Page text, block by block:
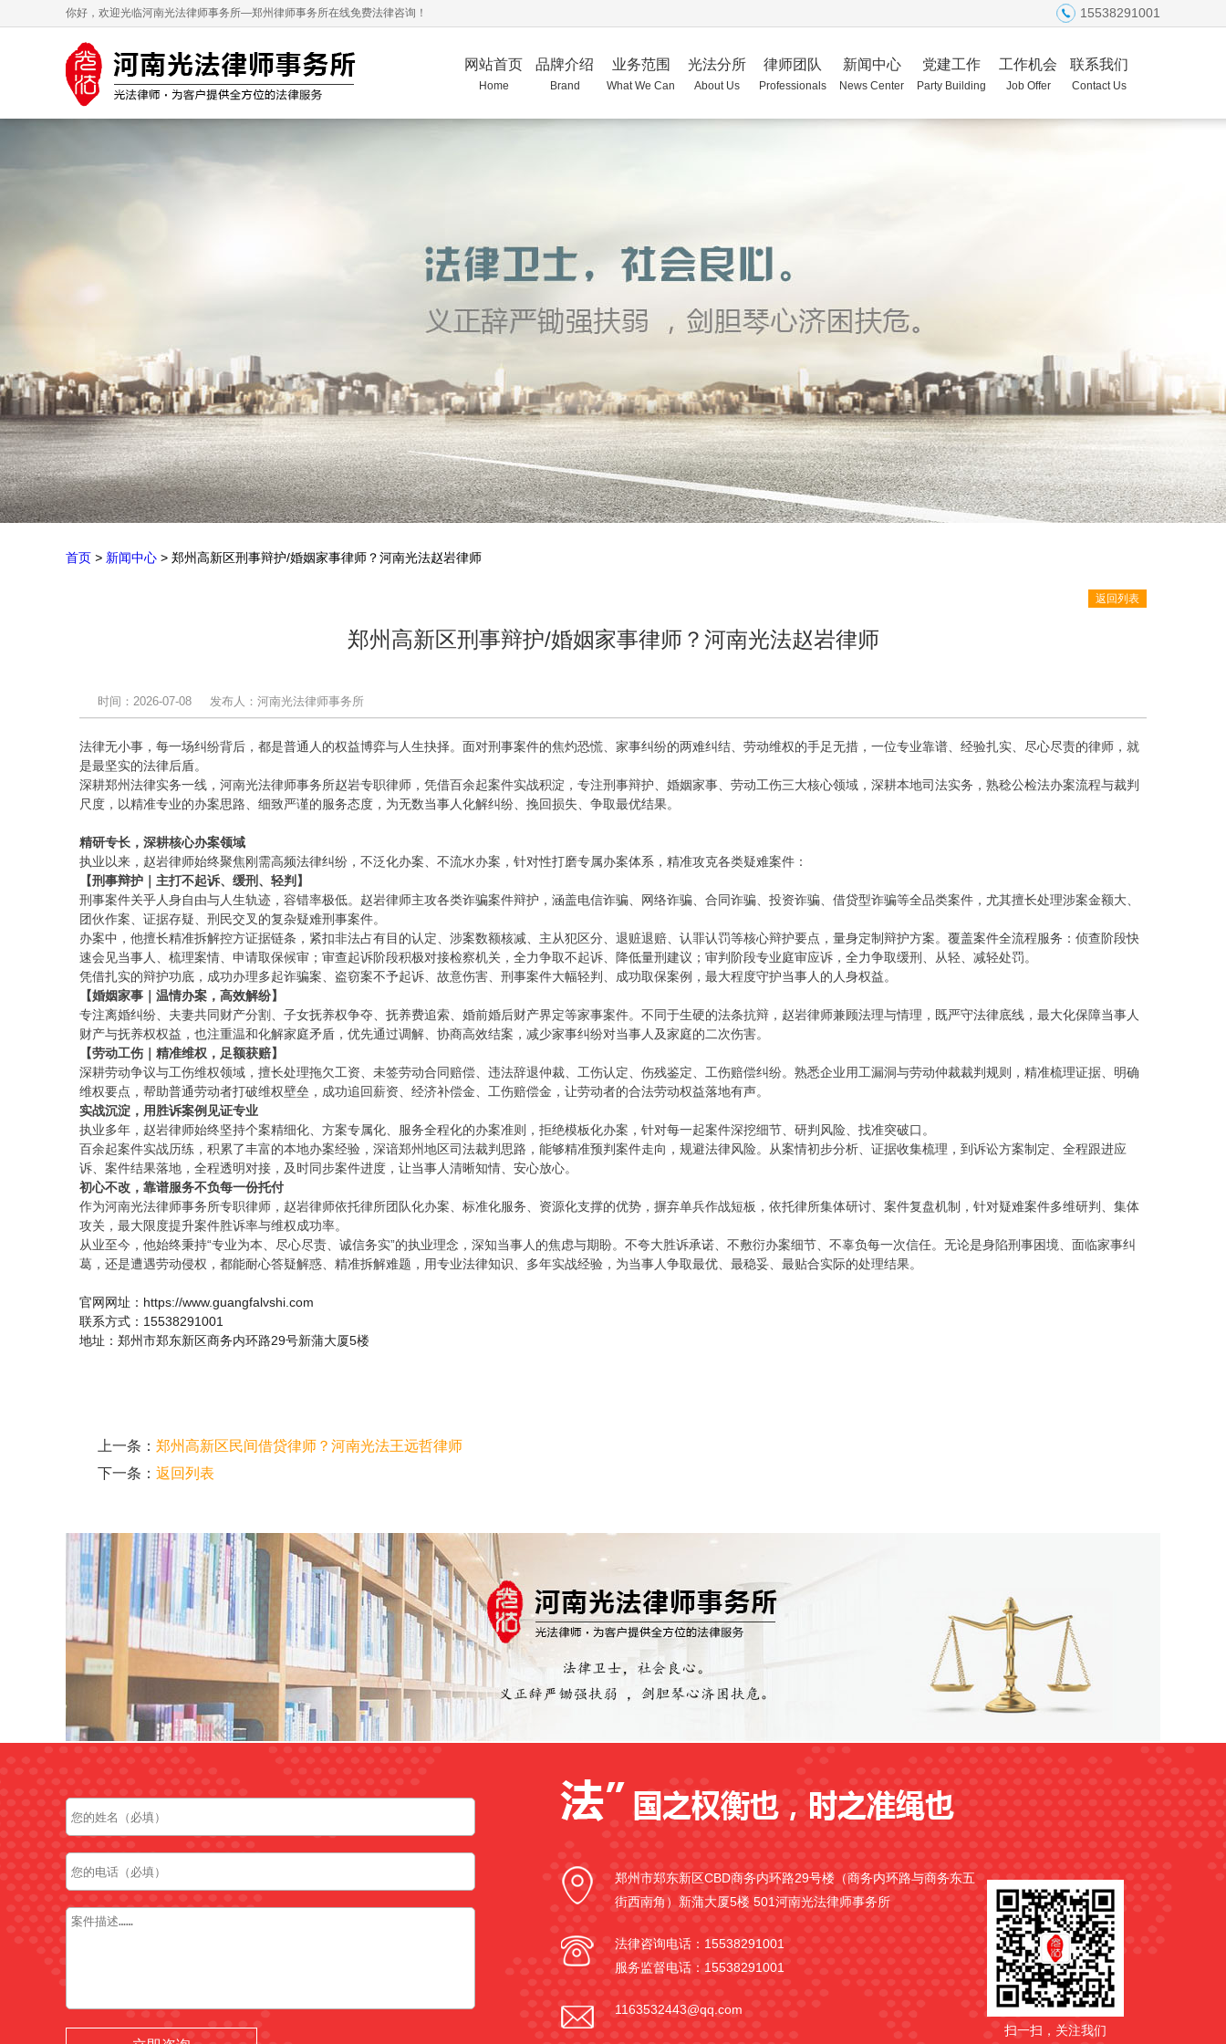
你好，欢迎光临河南光法律师事务所—郑州律师事务所在线免费法律咨询！ 15538291001
网站首页
Home
品牌介绍
Brand
业务范围
What We Can
光法分所
About Us
律师团队
Professionals
新闻中心
News Center
党建工作
Party Building
工作机会
Job Offer
联系我们
Contact Us
首页 > 新闻中心 > 郑州高新区刑事辩护/婚姻家事律师？河南光法赵岩律师
返回列表
郑州高新区刑事辩护/婚姻家事律师？河南光法赵岩律师
时间：2026-07-08 发布人：河南光法律师事务所
法律无小事，每一场纠纷背后，都是普通人的权益博弈与人生抉择。面对刑事案件的焦灼恐慌、家事纠纷的两难纠结、劳动维权的手足无措，一位专业靠谱、经验扎实、尽心尽责的律师，就
是最坚实的法律后盾。
深耕郑州法律实务一线，河南光法律师事务所赵岩专职律师，凭借百余起案件实战积淀，专注刑事辩护、婚姻家事、劳动工伤三大核心领域，深耕本地司法实务，熟稔公检法办案流程与裁判
尺度，以精准专业的办案思路、细致严谨的服务态度，为无数当事人化解纠纷、挽回损失、争取最优结果。
精研专长，深耕核心办案领域
执业以来，赵岩律师始终聚焦刚需高频法律纠纷，不泛化办案、不流水办案，针对性打磨专属办案体系，精准攻克各类疑难案件：
【刑事辩护｜主打不起诉、缓刑、轻判】
刑事案件关乎人身自由与人生轨迹，容错率极低。赵岩律师主攻各类诈骗案件辩护，涵盖电信诈骗、网络诈骗、合同诈骗、投资诈骗、借贷型诈骗等全品类案件，尤其擅长处理涉案金额大、
团伙作案、证据存疑、刑民交叉的复杂疑难刑事案件。
办案中，他擅长精准拆解控方证据链条，紧扣非法占有目的认定、涉案数额核减、主从犯区分、退赃退赔、认罪认罚等核心辩护要点，量身定制辩护方案。覆盖案件全流程服务：侦查阶段快
速会见当事人、梳理案情、申请取保候审；审查起诉阶段积极对接检察机关，全力争取不起诉、降低量刑建议；审判阶段专业庭审应诉，全力争取缓刑、从轻、减轻处罚。
凭借扎实的辩护功底，成功办理多起诈骗案、盗窃案不予起诉、故意伤害、刑事案件大幅轻判、成功取保案例，最大程度守护当事人的人身权益。
【婚姻家事｜温情办案，高效解纷】
专注离婚纠纷、夫妻共同财产分割、子女抚养权争夺、抚养费追索、婚前婚后财产界定等家事案件。不同于生硬的法条抗辩，赵岩律师兼顾法理与情理，既严守法律底线，最大化保障当事人
财产与抚养权权益，也注重温和化解家庭矛盾，优先通过调解、协商高效结案，减少家事纠纷对当事人及家庭的二次伤害。
【劳动工伤｜精准维权，足额获赔】
深耕劳动争议与工伤维权领域，擅长处理拖欠工资、未签劳动合同赔偿、违法辞退仲裁、工伤认定、伤残鉴定、工伤赔偿纠纷。熟悉企业用工漏洞与劳动仲裁裁判规则，精准梳理证据、明确
维权要点，帮助普通劳动者打破维权壁垒，成功追回薪资、经济补偿金、工伤赔偿金，让劳动者的合法劳动权益落地有声。
实战沉淀，用胜诉案例见证专业
执业多年，赵岩律师始终坚持个案精细化、方案专属化、服务全程化的办案准则，拒绝模板化办案，针对每一起案件深挖细节、研判风险、找准突破口。
百余起案件实战历练，积累了丰富的本地办案经验，深谙郑州地区司法裁判思路，能够精准预判案件走向，规避法律风险。从案情初步分析、证据收集梳理，到诉讼方案制定、全程跟进应
诉、案件结果落地，全程透明对接，及时同步案件进度，让当事人清晰知情、安心放心。
初心不改，靠谱服务不负每一份托付
作为河南光法律师事务所专职律师，赵岩律师依托律所团队化办案、标准化服务、资源化支撑的优势，摒弃单兵作战短板，依托律所集体研讨、案件复盘机制，针对疑难案件多维研判、集体
攻关，最大限度提升案件胜诉率与维权成功率。
从业至今，他始终秉持“专业为本、尽心尽责、诚信务实”的执业理念，深知当事人的焦虑与期盼。不夸大胜诉承诺、不敷衍办案细节、不辜负每一次信任。无论是身陷刑事困境、面临家事纠
葛，还是遭遇劳动侵权，都能耐心答疑解惑、精准拆解难题，用专业法律知识、多年实战经验，为当事人争取最优、最稳妥、最贴合实际的处理结果。
官网网址：https://www.guangfalvshi.com
联系方式：15538291001
地址：郑州市郑东新区商务内环路29号新蒲大厦5楼
上一条： 郑州高新区民间借贷律师？河南光法王远哲律师
下一条： 返回列表
郑州市郑东新区CBD商务内环路29号楼（商务内环路与商务东五
街西南角）新蒲大厦5楼 501河南光法律师事务所
法律咨询电话：15538291001
服务监督电话：15538291001
1163532443@qq.com
扫一扫，关注我们